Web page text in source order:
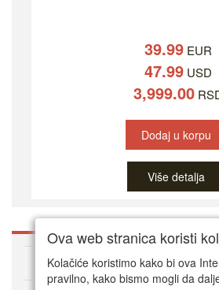
39.99EUR
47.99USD
3,999.00
Dodaj u korpu
Više detalja
O DVD Zoni
Ova web stranica koristi
Kolačiće koristimo kako bi ova
pravilno, kako bismo mogli da